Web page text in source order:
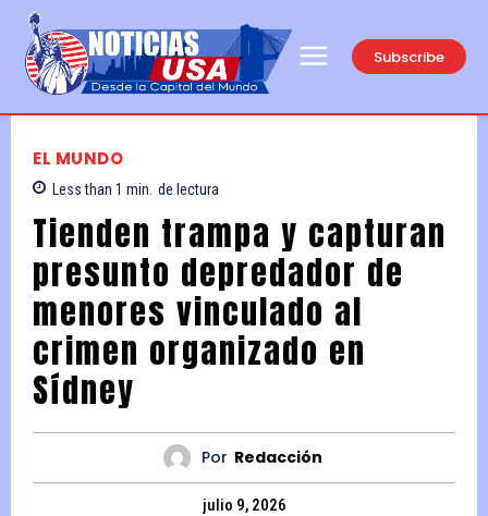
Subscribe
EL MUNDO
Less than 1 min. de lectura
Tienden trampa y capturan
presunto depredador de
menores vinculado al
crimen organizado en
Sídney
Por Redacción
julio 9, 2026